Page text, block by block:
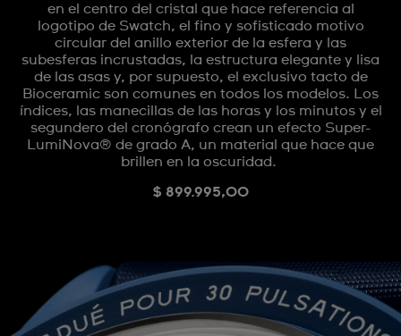
en el centro del cristal que hace referencia al
logotipo de Swatch, el fino y sofisticado motivo
circular del anillo exterior de la esfera y las
subesferas incrustadas, la estructura elegante y lisa
de las asas y, por supuesto, el exclusivo tacto de
Bioceramic son comunes en todos los modelos. Los
índices, las manecillas de las horas y los minutos y el
segundero del cronógrafo crean un efecto Super-
LumiNova® de grado A, un material que hace que
brillen en la oscuridad.
$ 899.995,00